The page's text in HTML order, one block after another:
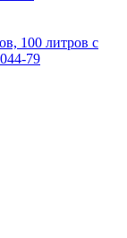
100 литров с
79